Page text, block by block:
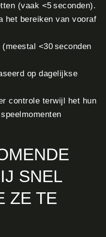
(vaak <5 seconden).
het bereiken van vooraf
<30 seconden
op dagelijkse
controle terwijl het hun
SNEL
ZE TE